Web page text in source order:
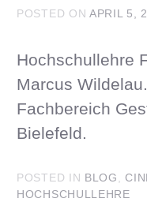
POSTED ONAPRIL 5,
Hochschullehre
Marcus
Fachbereich
Bielefeld.
POSTED IN BLOG ,
HOCHSCHULLEHRE